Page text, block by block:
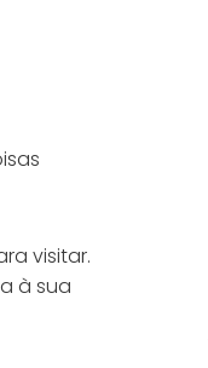
visitar.
à sua